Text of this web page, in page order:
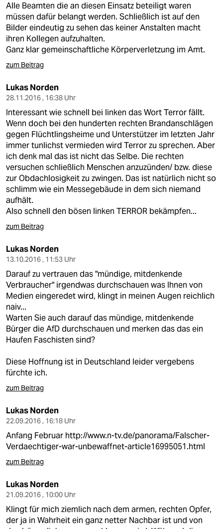
Alle Beamten die an diesen Einsatz beteiligt waren
müssen dafür belangt werden. Schließlich ist auf den
Bilder eindeutig zu sehen das keiner Anstalten macht
ihren Kollegen aufzuhalten.
Ganz klar gemeinschaftliche Körperverletzung im Amt.
zum Beitrag
Lukas Norden
28.11.2016 , 16:38 Uhr
Interessant wie schnell bei linken das Wort Terror fällt.
Wenn doch bei den hunderten rechten Brandanschlägen
gegen Flüchtlingsheime und Unterstützer im letzten Jahr
immer tunlichst vermieden wird Terror zu sprechen. Aber
ich denk mal das ist nicht das Selbe. Die rechten
versuchen schließlich Menschen anzuzünden/ bzw. diese
zur Obdachlosigkeit zu zwingen. Das ist natürlich nicht so
schlimm wie ein Messegebäude in dem sich niemand
aufhält.
Also schnell den bösen linken TERROR bekämpfen...
zum Beitrag
Lukas Norden
13.10.2016 , 11:53 Uhr
Darauf zu vertrauen das "mündige, mitdenkende
Verbraucher" irgendwas durchschauen was Ihnen von
Medien eingeredet wird, klingt in meinen Augen reichlich
naiv...
Warten Sie auch darauf das mündige, mitdenkende
Bürger die AfD durchschauen und merken das das ein
Haufen Faschisten sind?
Diese Hoffnung ist in Deutschland leider vergebens
fürchte ich.
zum Beitrag
Lukas Norden
22.09.2016 , 16:18 Uhr
Anfang Februar http://www.n-tv.de/panorama/Falscher-
Verdaechtiger-war-unbewaffnet-article16995051.html
zum Beitrag
Lukas Norden
21.09.2016 , 10:00 Uhr
Klingt für mich ziemlich nach dem armen, rechten Opfer,
der ja in Wahrheit ein ganz netter Nachbar ist und von